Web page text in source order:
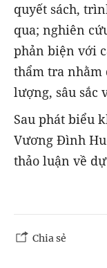
quyết sách,
qua; nghiên
phản biện với
thẩm tra nhằm
lượng, sâu sắc
Sau phát biểu
Vương Đình
thảo luận về
Chia sẻ